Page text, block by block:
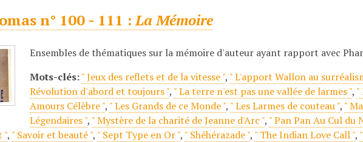
n° 100 - 111 :La Mémoire
Ensembles de thématiques sur la mémoire d'auteur ayant rapport avec
Mots-clés:" Jeux des reflets et de la vitesse ", " L'apport Wallon au
Révolution d'abord et toujours ", " La terre n'est pas une vallée de larmes ", "
Amours Célèbre ", " Les Grands de ce Monde ", " Les Larmes de couteau ", "
Légendaires ", " Mystère de la charité de Jeanne d'Arc ", " Pan Pan Au Cul du
", " Savoir et beauté ", " Sept Type en Or ", " Shéhérazade ", " The Indian Love Call ",